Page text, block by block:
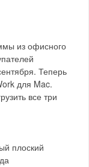
из офисного
Теперь
для Mac.
все три
плоский